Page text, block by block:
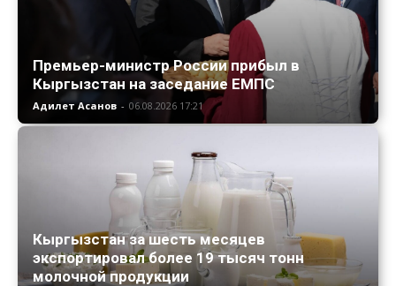
Премьер-министр России прибыл в
Кыргызстан на заседание ЕМПС
Адилет Асанов - 06.08.2026 17:21
Кыргызстан за шесть месяцев
экспортировал более 19 тысяч тонн
молочной продукции